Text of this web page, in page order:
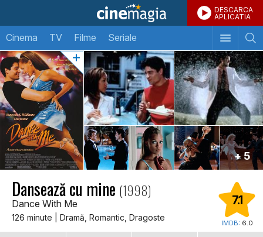
DESCARCA
APLICATIA
Cinema TV Filme Seriale
+ 5
Dansează cu mine (1998)
Dance With Me
126 minute | Dramă, Romantic, Dragoste
7.1
IMDB: 6.0